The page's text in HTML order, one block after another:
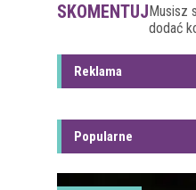
SKOMENTUJMusisz
dodać
Reklama
Popularne